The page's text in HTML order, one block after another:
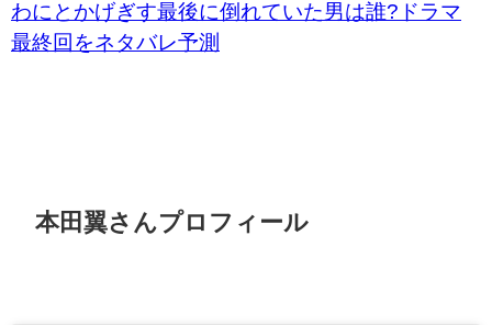
わにとかげぎす最後に倒れていた男は誰?ドラマ
最終回をネタバレ予測
本田翼さんプロフィール